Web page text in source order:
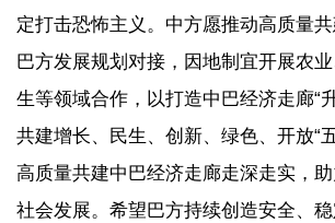
定打击恐怖主义。中方愿推动高质量共
巴方发展规划对接，因地制宜开展农
生等领域合作，以打造中巴经济走廊“
共建增长、民生、创新、绿色、开放“
高质量共建中巴经济走廊走深走实，
社会发展。希望巴方持续创造安全、